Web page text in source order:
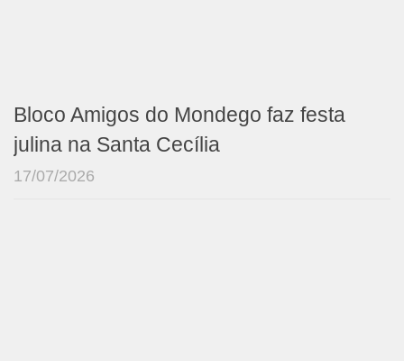
Bloco Amigos do Mondego faz festa
julina na Santa Cecília
17/07/2026